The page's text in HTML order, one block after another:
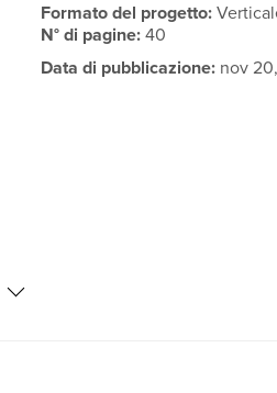
Formato del progetto:
N° di pagine:40
Data di pubblicazione: nov